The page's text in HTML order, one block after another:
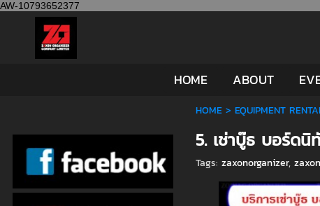
AW-10793652377
HOME ABOUT
HOME> EQUIPMENT
5. เช่าบู๊ธ บอร์ดนิ
Tags:zaxonorganizer,